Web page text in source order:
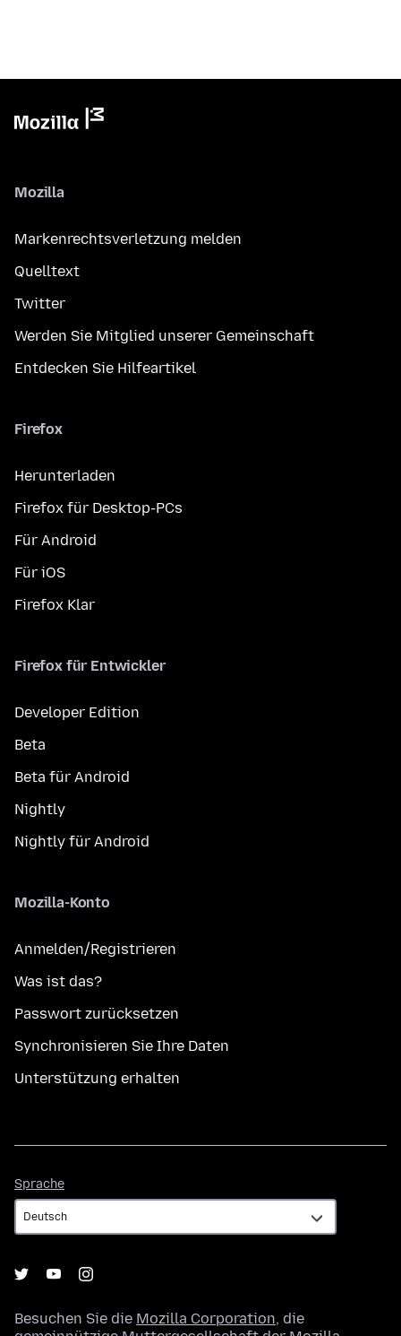
Mozilla
Markenrechtsverletzung melden
Quelltext
Twitter
Werden Sie Mitglied unserer Gemeinschaft
Entdecken Sie Hilfeartikel
Firefox
Herunterladen
Firefox für Desktop-PCs
Für Android
Für iOS
Firefox Klar
Firefox für Entwickler
Developer Edition
Beta
Beta für Android
Nightly
Nightly für Android
Mozilla-Konto
Anmelden/Registrieren
Was ist das?
Passwort zurücksetzen
Synchronisieren Sie Ihre Daten
Unterstützung erhalten
Sprache
Besuchen Sie die Mozilla Corporation, die